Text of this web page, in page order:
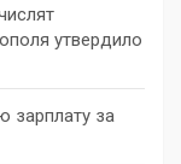
утвердило
зарплату за